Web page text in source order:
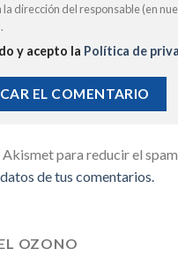
la dirección del responsable (en
y acepto la Política de
Akismet para reducir el
de tus comentarios.
OZONO